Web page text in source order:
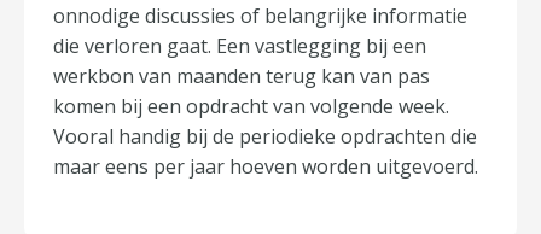
onnodige discussies of belangrijke informatie
die verloren gaat. Een vastlegging bij een
werkbon van maanden terug kan van pas
komen bij een opdracht van volgende week.
Vooral handig bij de periodieke opdrachten die
maar eens per jaar hoeven worden uitgevoerd.